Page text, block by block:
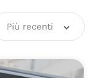
Più recenti